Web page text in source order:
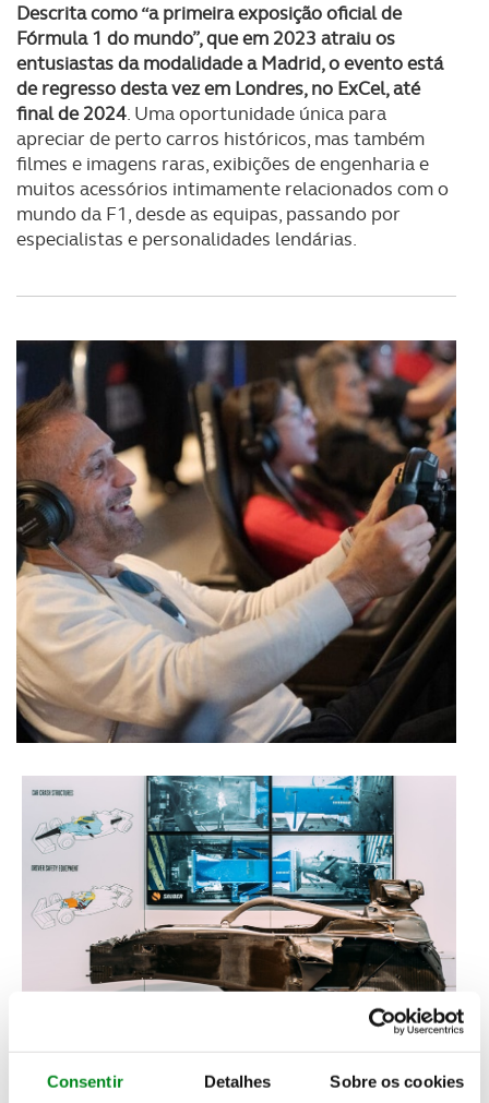
Consentir Detalhes Sobre os cookies
Descrita como “a primeira exposição oficial de
Fórmula 1 do mundo”, que em 2023 atraiu os
entusiastas da modalidade a Madrid, o evento está
de regresso desta vez em Londres, no ExCel, até
final de 2024. Uma oportunidade única para
apreciar de perto carros históricos, mas também
filmes e imagens raras, exibições de engenharia e
muitos acessórios intimamente relacionados com o
mundo da F1, desde as equipas, passando por
especialistas e personalidades lendárias.